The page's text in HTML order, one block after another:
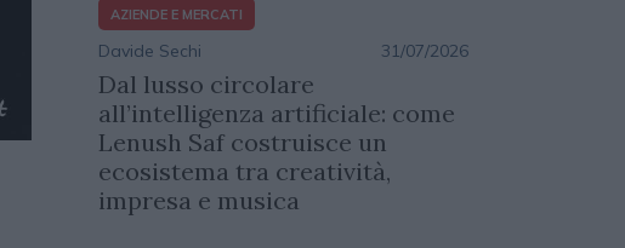
AZIENDE E MERCATI
Davide Sechi 31/07/2026
Dal lusso circolare
all’intelligenza artificiale: come
Lenush Saf costruisce un
ecosistema tra creatività,
impresa e musica